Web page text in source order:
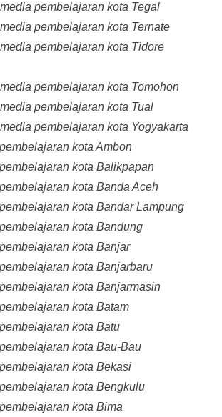
pembelajaran kota Tegal
pembelajaran kota Ternate
pembelajaran kota Tidore
pembelajaran kota Tomohon
pembelajaran kota Tual
pembelajaran kota Yogyakarta
kota Ambon
kota Balikpapan
kota Banda Aceh
kota Bandar Lampung
kota Bandung
kota Banjar
kota Banjarbaru
kota Banjarmasin
kota Batam
kota Batu
kota Bau-Bau
kota Bekasi
kota Bengkulu
kota Bima